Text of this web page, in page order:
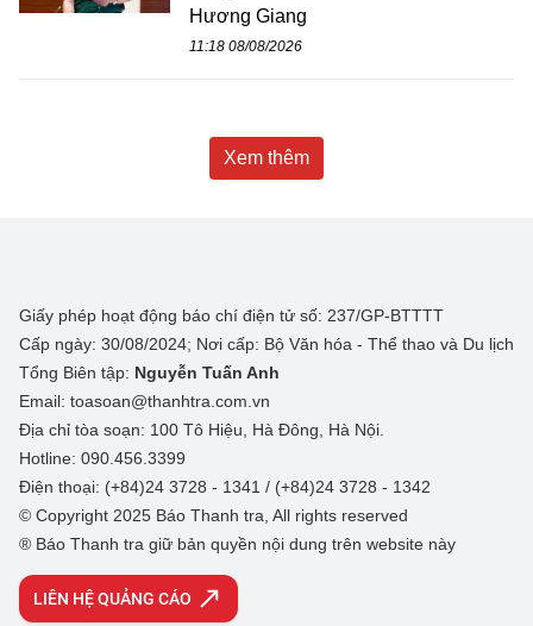
Hương Giang
11:18 08/08/2026
Xem thêm
Giấy phép hoạt động báo chí điện tử số: 237/GP-BTTTT
Cấp ngày: 30/08/2024; Nơi cấp: Bộ Văn hóa - Thể thao và Du lịch
Tổng Biên tập: Nguyễn Tuấn Anh
Email: toasoan@thanhtra.com.vn
Địa chỉ tòa soạn: 100 Tô Hiệu, Hà Đông, Hà Nội.
Hotline: 090.456.3399
Điện thoại: (+84)24 3728 - 1341 / (+84)24 3728 - 1342
© Copyright 2025 Báo Thanh tra, All rights reserved
® Báo Thanh tra giữ bản quyền nội dung trên website này
LIÊN HỆ QUẢNG CÁO